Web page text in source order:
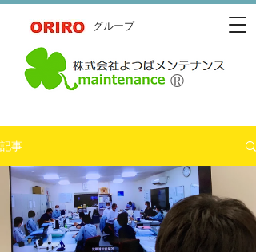
®
​グループ
記事